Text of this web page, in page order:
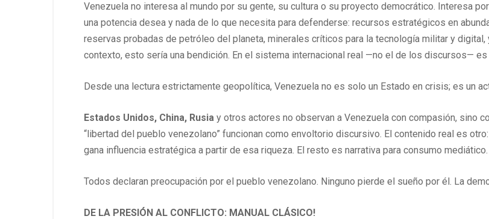
Venezuela no interesa al mundo por su gente, su cultura o su proyecto democrático. Interesa
una potencia desea y nada de lo que necesita para defenderse: recursos estratégicos en
reservas probadas de petróleo del planeta, minerales críticos para la tecnología militar y
contexto, esto sería una bendición. En el sistema internacional real —no el de los discursos—
Desde una lectura estrictamente geopolítica, Venezuela no es solo un Estado en crisis; es un
Estados Unidos, China, Rusia y otros actores no observan a Venezuela con compasión, sino
“libertad del pueblo venezolano” funcionan como envoltorio discursivo. El contenido real es
gana influencia estratégica a partir de esa riqueza. El resto es narrativa para consumo mediático.
Todos declaran preocupación por el pueblo venezolano. Ninguno pierde el sueño por él. La
DE LA PRESIÓN AL CONFLICTO: MANUAL CLÁSICO!